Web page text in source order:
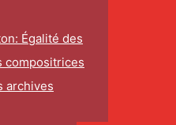
Égalité des
compositrices
archives